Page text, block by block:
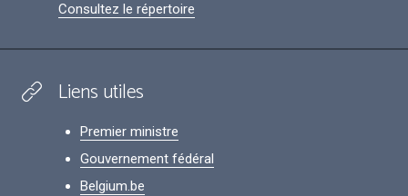
Consultez le répertoire
Liens utiles
Premier ministre
Gouvernement fédéral
Belgium.be